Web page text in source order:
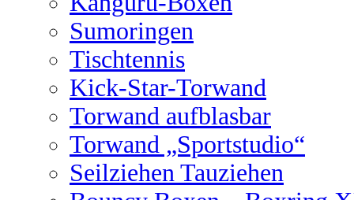
Sumoringen
Tischtennis
Kick-Star-Torwand
Torwand aufblasbar
Torwand „Sportstudio“
Seilziehen Tauziehen